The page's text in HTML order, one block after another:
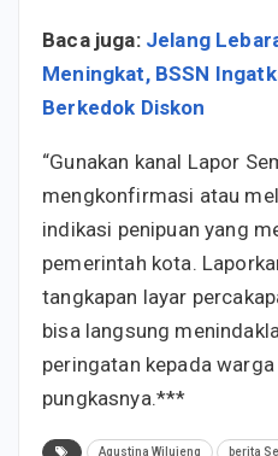
Baca juga: Jelang
Meningkat, BSSN
Berkedok Diskon
“Gunakan kanal Lapor
mengkonfirmasi atau
indikasi penipuan yang
pemerintah kota.
tangkapan layar
bisa langsung
peringatan kepada warga
pungkasnya.***
Agustina Wilujeng berita